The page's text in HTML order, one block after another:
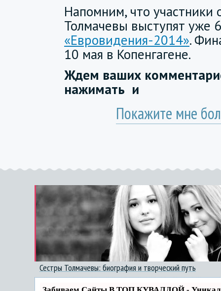
Напомним, что участники
Толмачевы выступят уже
«Евровидения-2014».
10 мая в Копенгагене.
Ждем ваших
нажимать и
Покажите мне
Сестры Толмачевы: биография и творческий путь